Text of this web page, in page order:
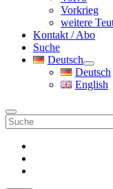
Vorkrieg
weitere
Kontakt / Abo
Suche
Deutsch
Menü
öffnen
Deutsch
English
Suche